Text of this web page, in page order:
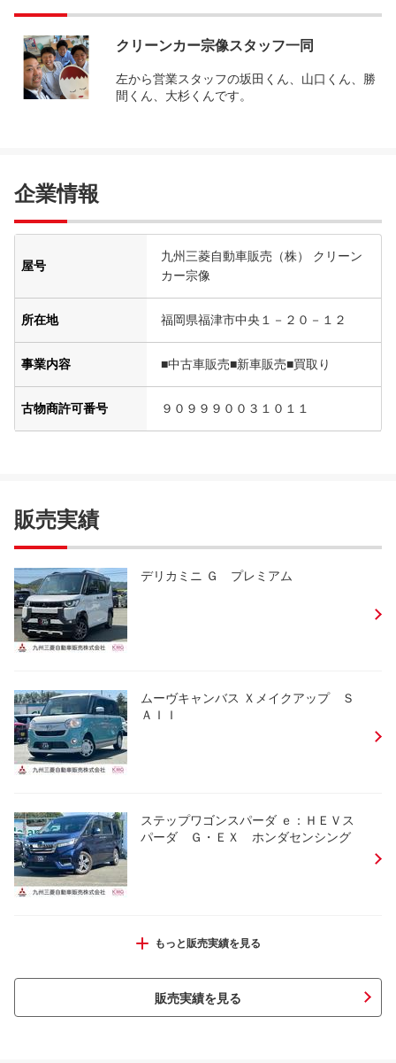
クリーンカー宗像スタッフ一同
左から営業スタッフの坂田くん、山口くん、勝
間くん、大杉くんです。
企業情報
屋号
九州三菱自動車販売（株） クリーン
カー宗像
所在地 福岡県福津市中央１－２０－１２
事業内容 ■中古車販売■新車販売■買取り
古物商許可番号 ９０９９９００３１０１１
販売実績
デリカミニ Ｇ プレミアム
ムーヴキャンバス Ｘメイクアップ Ｓ
ＡＩＩ
ステップワゴンスパーダ ｅ：ＨＥＶス
パーダ Ｇ・ＥＸ ホンダセンシング
ｅＫクロス Ｇ
もっと販売実績を見る
販売実績を見る